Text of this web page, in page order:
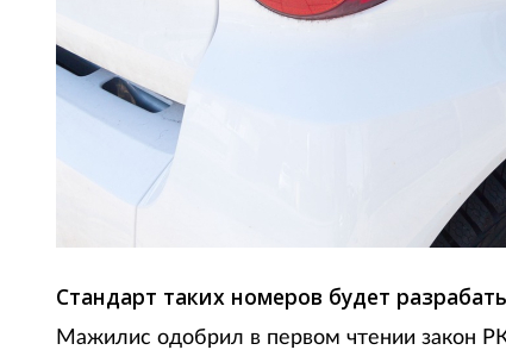
Стандарт таких номеров будет
Мажилис одобрил в первом чтении закон